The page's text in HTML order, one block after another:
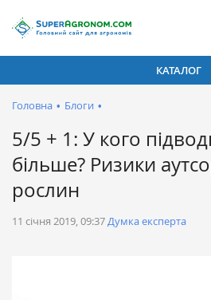
КАТАЛОГ
Головна • Блоги •
5/5 + 1: У кого
більше? Ризики
рослин
11 січня 2019, 09:37Думка експерта